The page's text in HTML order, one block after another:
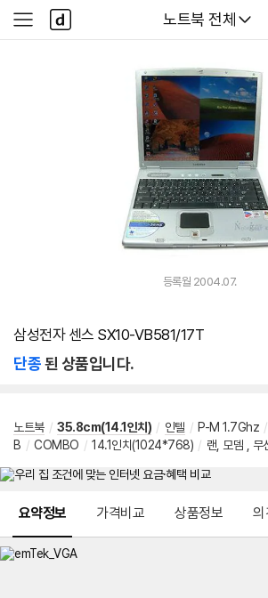
다나와
노트북 전체
사
이
다
나
와
등록월 2004.07.
삼성전자 센스 SX10-VB581/17T
단종된 상품입니다.
노트북 / 35.8cm(14.1인치) / 인텔 / P-M 1.7Ghz /
B / COMBO / 14.1인치(1024*768) / 랜, 모뎀 , 무
요약정보 가격비교 상품정보 의